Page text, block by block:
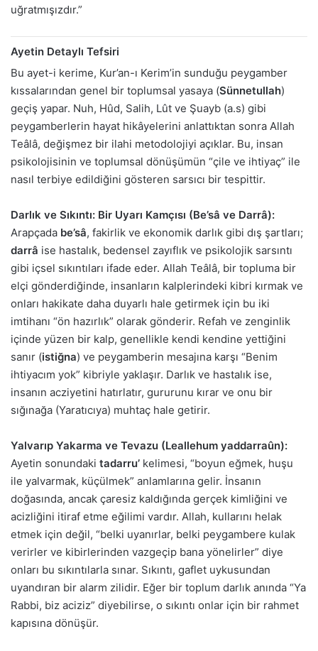
uğratmışızdır.”
Ayetin Detaylı Tefsiri
Bu ayet-i kerime, Kur’an-ı Kerim’in sunduğu peygamber
kıssalarından genel bir toplumsal yasaya (Sünnetullah)
geçiş yapar. Nuh, Hûd, Salih, Lût ve Şuayb (a.s) gibi
peygamberlerin hayat hikâyelerini anlattıktan sonra Allah
Teâlâ, değişmez bir ilahi metodolojiyi açıklar. Bu, insan
psikolojisinin ve toplumsal dönüşümün “çile ve ihtiyaç” ile
nasıl terbiye edildiğini gösteren sarsıcı bir tespittir.
Darlık ve Sıkıntı: Bir Uyarı Kamçısı (Be’sâ ve Darrâ):
Arapçada be’sâ, fakirlik ve ekonomik darlık gibi dış şartları;
darrâ ise hastalık, bedensel zayıflık ve psikolojik sarsıntı
gibi içsel sıkıntıları ifade eder. Allah Teâlâ, bir topluma bir
elçi gönderdiğinde, insanların kalplerindeki kibri kırmak ve
onları hakikate daha duyarlı hale getirmek için bu iki
imtihanı “ön hazırlık” olarak gönderir. Refah ve zenginlik
içinde yüzen bir kalp, genellikle kendi kendine yettiğini
sanır (istiğna) ve peygamberin mesajına karşı “Benim
ihtiyacım yok” kibriyle yaklaşır. Darlık ve hastalık ise,
insanın acziyetini hatırlatır, gururunu kırar ve onu bir
sığınağa (Yaratıcıya) muhtaç hale getirir.
Yalvarıp Yakarma ve Tevazu (Leallehum yaddarraûn):
Ayetin sonundaki tadarru’ kelimesi, “boyun eğmek, huşu
ile yalvarmak, küçülmek” anlamlarına gelir. İnsanın
doğasında, ancak çaresiz kaldığında gerçek kimliğini ve
acizliğini itiraf etme eğilimi vardır. Allah, kullarını helak
etmek için değil, “belki uyanırlar, belki peygambere kulak
verirler ve kibirlerinden vazgeçip bana yönelirler” diye
onları bu sıkıntılarla sınar. Sıkıntı, gaflet uykusundan
uyandıran bir alarm zilidir. Eğer bir toplum darlık anında “Ya
Rabbi, biz aciziz” diyebilirse, o sıkıntı onlar için bir rahmet
kapısına dönüşür.